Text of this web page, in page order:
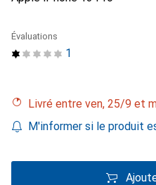
1
Évaluations
Livré entre ven, 25/9 et
M'informer si le produit